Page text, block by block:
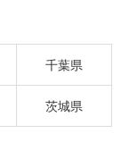
千葉県
茨城県